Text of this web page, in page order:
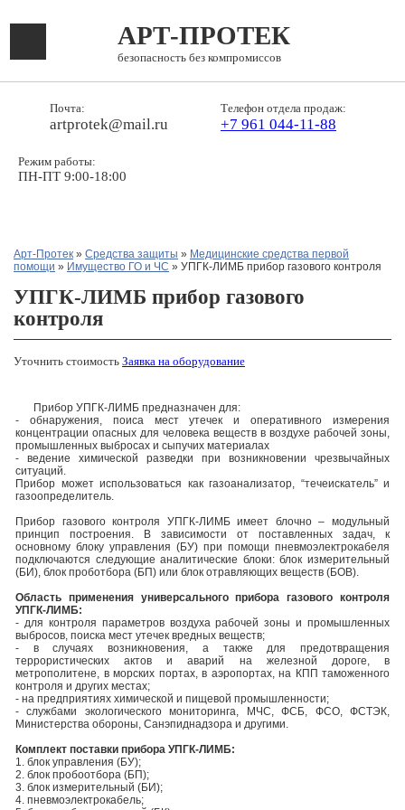
АРТ-ПРОТЕК
безопасность без компромиссов
Почта:
artprotek@mail.ru
Телефон отдела продаж:
+7 961 044-11-88
Режим работы:
ПН-ПТ 9:00-18:00
Арт-Протек » Средства защиты » Медицинские средства первой
помощи » Имущество ГО и ЧС » УПГК-ЛИМБ прибор газового контроля
УПГК-ЛИМБ прибор газового
контроля
Уточнить стоимость Заявка на оборудование
Прибор УПГК-ЛИМБ предназначен для:
- обнаружения, поиса мест утечек и оперативного измерения
концентрации опасных для человека веществ в воздухе рабочей зоны,
промышленных выбросах и сыпучих материалах
- ведение химической разведки при возникновении чрезвычайных
ситуаций.
Прибор может использоваться как газоанализатор, “течеискатель” и
газоопределитель.
Прибор газового контроля УПГК-ЛИМБ имеет блочно – модульный
принцип построения. В зависимости от поставленных задач, к
основному блоку управления (БУ) при помощи пневмоэлектрокабеля
подключаются следующие аналитические блоки: блок измерительный
(БИ), блок проботбора (БП) или блок отравляющих веществ (БОВ).
Область применения универсального прибора газового контроля
УПГК-ЛИМБ:
- для контроля параметров воздуха рабочей зоны и промышленных
выбросов, поиска мест утечек вредных веществ;
- в случаях возникновения, а также для предотвращения
террористических актов и аварий на железной дороге, в
метрополитене, в морских портах, в аэропортах, на КПП таможенного
контроля и других местах;
- на предприятиях химической и пищевой промышленности;
- службами экологического мониторинга, МЧС, ФСБ, ФСО, ФСТЭК,
Министерства обороны, Санэпиднадзора и другими.
Комплект поставки прибора УПГК-ЛИМБ:
1. блок управления (БУ);
2. блок пробоотбора (БП);
3. блок измерительный (БИ);
4. пневмоэлектрокабель;